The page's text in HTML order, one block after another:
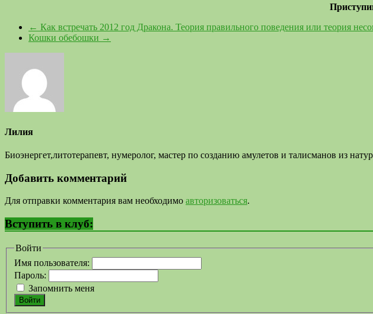
← Как встречать 2012 год Дракона. Теория правильного поведения или теория
Кошки обебошки →
Лилия
Биоэнергет,литотерапевт, нумеролог, мастер по созданию амулетов и талисманов из
Добавить комментарий
Для отправки комментария вам необходимо авторизоваться.
Вступить в клуб:
Войти
Имя пользователя:
Пароль:
Запомнить меня
Войти